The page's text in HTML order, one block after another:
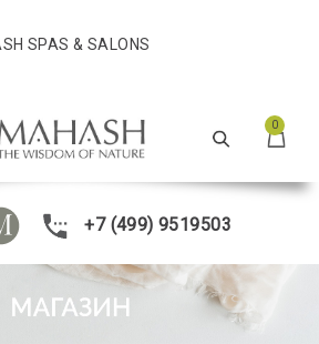
SPAS & SALONS
0
+7 (499) 9519503